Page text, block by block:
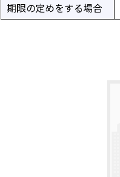
期限の定めをする場合